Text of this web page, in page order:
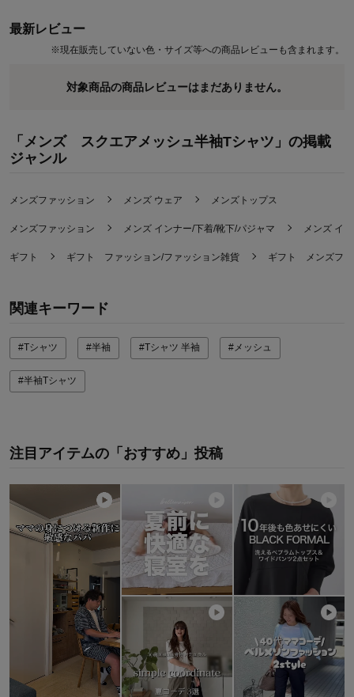
最新レビュー
※現在販売していない色・サイズ等への商品レビューも含まれます。
対象商品の商品レビューはまだありません。
「メンズ スクエアメッシュ半袖Tシャツ」の掲載
ジャンル
メンズファッション メンズ ウェア メンズトップス
メンズファッション メンズ インナー/下着/靴下/パジャマ メンズ イ
ギフト ギフト ファッション/ファッション雑貨 ギフト メンズファ
関連キーワード
#Tシャツ #半袖 #Tシャツ 半袖 #メッシュ
#半袖Tシャツ
注目アイテムの「おすすめ」投稿